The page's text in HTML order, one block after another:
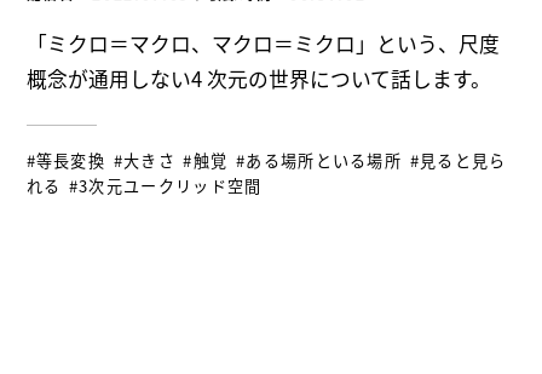
「ミクロ＝マクロ、マクロ＝ミクロ」という、尺度
概念が通用しない4 次元の世界について話します。
#等長変換 #大きさ #触覚 #ある場所といる場所 #見ると見ら
れる #3次元ユークリッド空間